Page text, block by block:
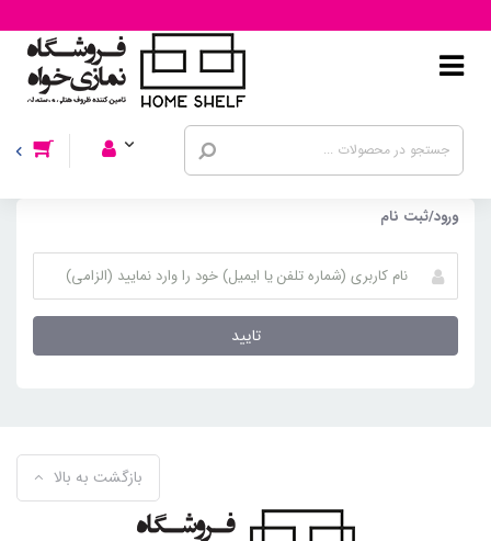
ورود/ثبت نام
تایید
بازگشت به بالا